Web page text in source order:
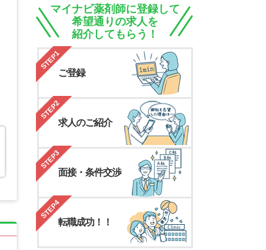
マイナビ薬剤師に登録して
希望通りの求人を
紹介してもらう！
STEP1
ご登録
STEP2
求人のご紹介
STEP3
面接・条件交渉
STEP4
転職成功！！